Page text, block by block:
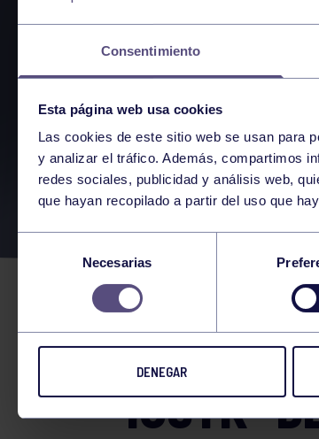
Consentimiento
Esta página web usa cookies
Las cookies de este sitio web se usan para
y analizar el tráfico. Además, compartimos
redes sociales, publicidad y análisis web,
que hayan recopilado a partir del uso que
consentimiento
Necesarias
DENEGAR
4 OROS,
IOSTK”